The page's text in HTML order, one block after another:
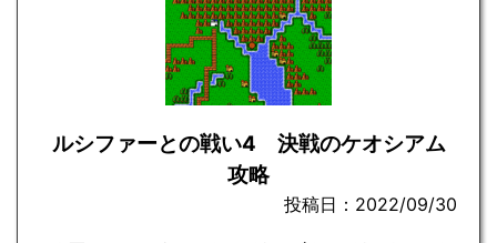
ルシファーとの戦い4 決戦のケオシアム
攻略
投稿日：2022/09/30